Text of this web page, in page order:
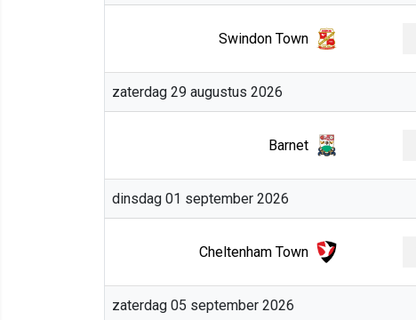
Swindon Town
zaterdag 29 augustus 2026
Barnet
dinsdag 01 september 2026
Cheltenham Town
zaterdag 05 september 2026